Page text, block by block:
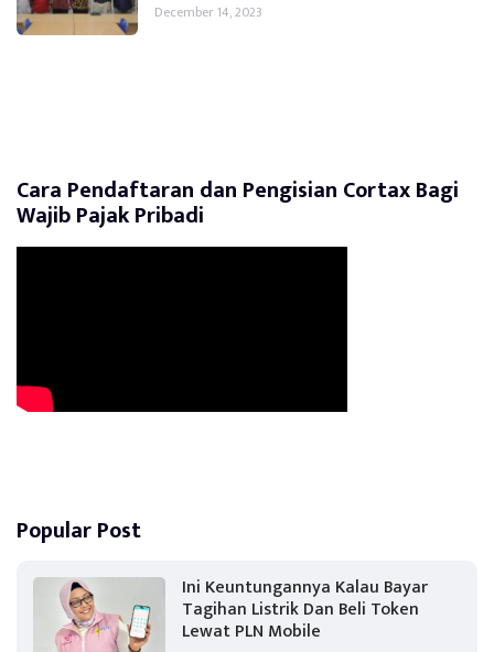
December 14, 2023
Cara Pendaftaran dan Pengisian Cortax Bagi
Wajib Pajak Pribadi
Popular Post
Ini Keuntungannya Kalau Bayar
Tagihan Listrik Dan Beli Token
Lewat PLN Mobile